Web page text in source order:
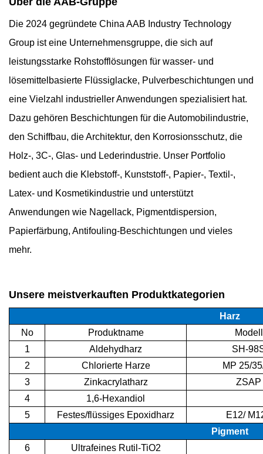
Die 2024 gegründete China AAB Industry Technology
Group ist eine Unternehmensgruppe, die sich auf
leistungsstarke Rohstofflösungen für wasser- und
lösemittelbasierte Flüssiglacke, Pulverbeschichtungen und
eine Vielzahl industrieller Anwendungen spezialisiert hat.
Dazu gehören Beschichtungen für die Automobilindustrie,
den Schiffbau, die Architektur, den Korrosionsschutz, die
Holz-, 3C-, Glas- und Lederindustrie. Unser Portfolio
bedient auch die Klebstoff-, Kunststoff-, Papier-, Textil-,
Latex- und Kosmetikindustrie und unterstützt
Anwendungen wie Nagellack, Pigmentdispersion,
Papierfärbung, Antifouling-Beschichtungen und vieles
mehr.
Unsere meistverkauften Produktkategorien
Harz
No
Produktname
Modell
1
Aldehydharz
SH-
2
Chlorierte Harze
MP 25/
3
Zinkacrylatharz
ZSAP
4
1,6-Hexandiol
5
Festes/flüssiges Epoxidharz
E12/
Pigment
6
Ultrafeines Rutil-TiO2